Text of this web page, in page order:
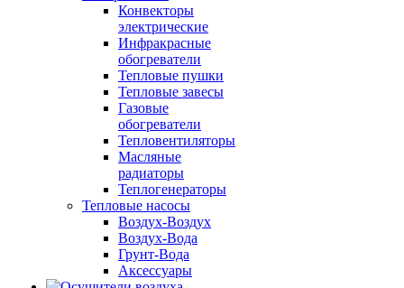
Конвекторы
электрические
Инфракрасные
обогреватели
Тепловые пушки
Тепловые завесы
Газовые
обогреватели
Тепловентиляторы
Масляные
радиаторы
Теплогенераторы
Тепловые насосы
Воздух-Воздух
Воздух-Вода
Грунт-Вода
Аксессуары